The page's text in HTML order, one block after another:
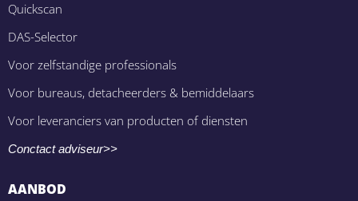
Quickscan
DAS-Selector
Voor zelfstandige professionals
Voor bureaus, detacheerders & bemiddelaars
Voor leveranciers van producten of diensten
Conctact adviseur>>
AANBOD